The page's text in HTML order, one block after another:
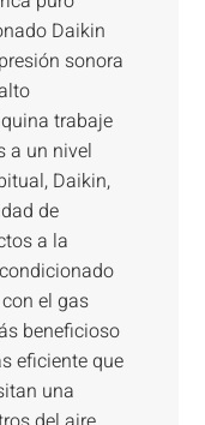
Daikin
sonora
trabaje
a un nivel
Daikin,
de
a la
el gas
beneficioso
eficiente que
una